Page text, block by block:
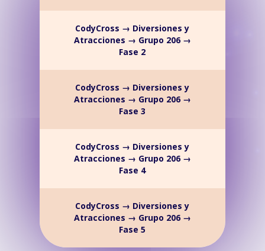
CodyCross → Diversiones y
Atracciones → Grupo 206 →
Fase 2
CodyCross → Diversiones y
Atracciones → Grupo 206 →
Fase 3
CodyCross → Diversiones y
Atracciones → Grupo 206 →
Fase 4
CodyCross → Diversiones y
Atracciones → Grupo 206 →
Fase 5